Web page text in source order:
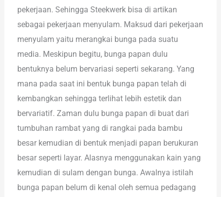
pekerjaan. Sehingga Steekwerk bisa di artikan
sebagai pekerjaan menyulam. Maksud dari pekerjaan
menyulam yaitu merangkai bunga pada suatu
media. Meskipun begitu, bunga papan dulu
bentuknya belum bervariasi seperti sekarang. Yang
mana pada saat ini bentuk bunga papan telah di
kembangkan sehingga terlihat lebih estetik dan
bervariatif. Zaman dulu bunga papan di buat dari
tumbuhan rambat yang di rangkai pada bambu
besar kemudian di bentuk menjadi papan berukuran
besar seperti layar. Alasnya menggunakan kain yang
kemudian di sulam dengan bunga. Awalnya istilah
bunga papan belum di kenal oleh semua pedagang